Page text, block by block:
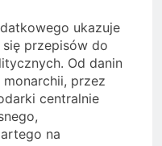
ukazuje
przepisów do
Od danin
przez
centralnie
na